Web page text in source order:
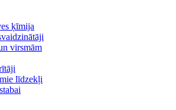
ķīmija
virsmām
līdzekļi